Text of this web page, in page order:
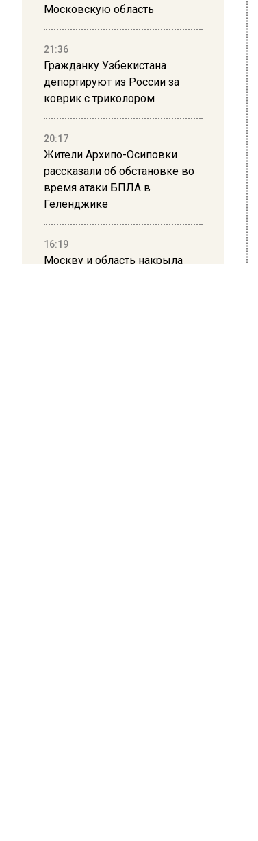
Московскую область
21:36
Гражданку Узбекистана
депортируют из России за
коврик с триколором
20:17
Жители Архипо-Осиповки
рассказали об обстановке во
время атаки БПЛА в
Геленджике
16:19
Москву и область накрыла